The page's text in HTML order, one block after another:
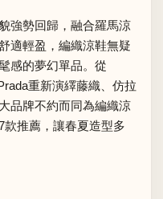
強勢回歸，融合羅馬涼
適輕盈，編織涼鞋無疑
感的夢幻單品。從
重新演繹藤織、仿拉
品牌不約而同為編織涼
推薦，讓春夏造型多